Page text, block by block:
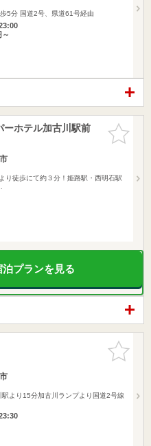
5分 国道2号、県道61号経由
お気に入
りに追加
ホテル加古川駅前
り徒歩にて約３分！姫路駅・西明石駅
プランを見る
お気に入
りに追加
より15分加古川ランプより国道2号線